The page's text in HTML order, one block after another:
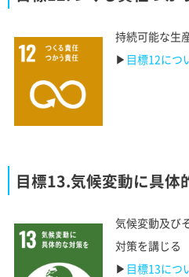
持続可能な生
▶︎ 目標12につ
目標13.気候変動に具体
気候変動及び
対策を講じる
▶︎ 目標13につ